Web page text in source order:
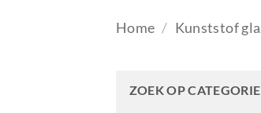
Home / Kunststof
ZOEK OP CATEGORIE